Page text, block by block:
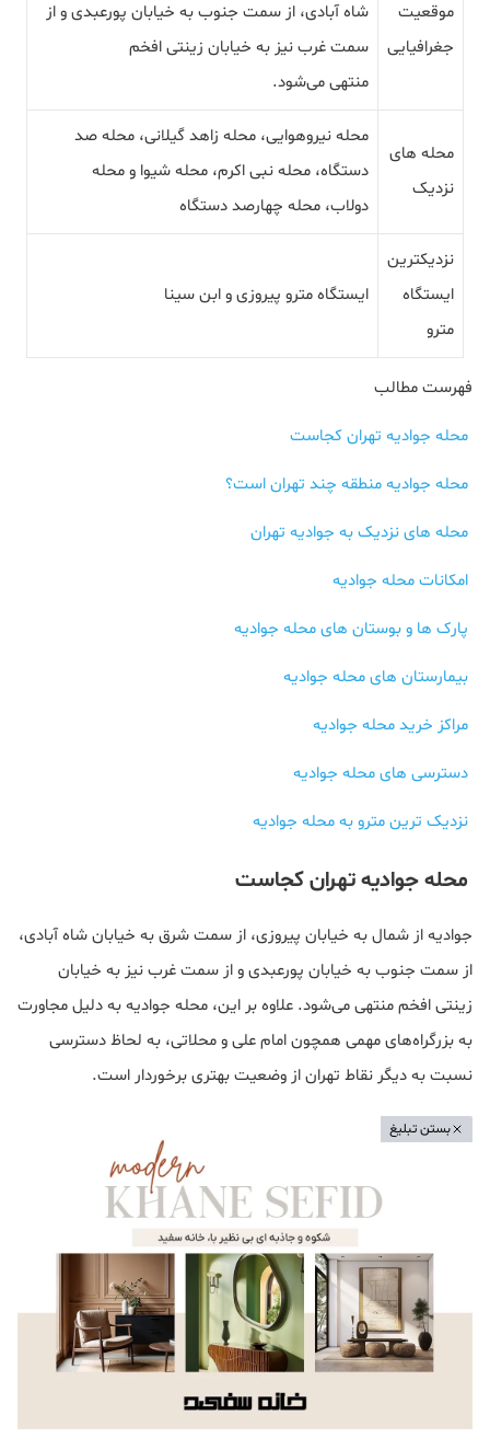
موقعیت
جغرافیایی
شاه آبادی، از سمت جنوب به خیابان پورعبدی و از
سمت غرب نیز به خیابان زینتی افخم
منتهی می‌شود.
محله های
نزدیک
محله نیروهوایی، محله زاهد گیلانی، محله صد
دستگاه، محله نبی اکرم، محله شیوا و محله
دولاب، محله چهارصد دستگاه
نزدیکترین
ایستگاه
مترو
ایستگاه مترو پیروزی و ابن سینا
فهرست مطالب
محله جوادیه تهران کجاست
محله جوادیه منطقه چند تهران است؟
محله های نزدیک به جوادیه تهران
امکانات محله جوادیه
پارک ها و بوستان های محله جوادیه
بیمارستان های محله جوادیه
مراکز خرید محله جوادیه
دسترسی های محله جوادیه
نزدیک ترین مترو به محله جوادیه
محله جوادیه تهران کجاست
جوادیه از شمال به خیابان پیروزی، از سمت شرق به خیابان شاه آبادی،
از سمت جنوب به خیابان پورعبدی و از سمت غرب نیز به خیابان
زینتی افخم منتهی می‌شود. علاوه بر این، محله جوادیه به دلیل مجاورت
به بزرگراه‌های مهمی همچون امام علی و محلاتی، به لحاظ دسترسی
نسبت به دیگر نقاط تهران از وضعیت بهتری برخوردار است.
بستن تبلیغ